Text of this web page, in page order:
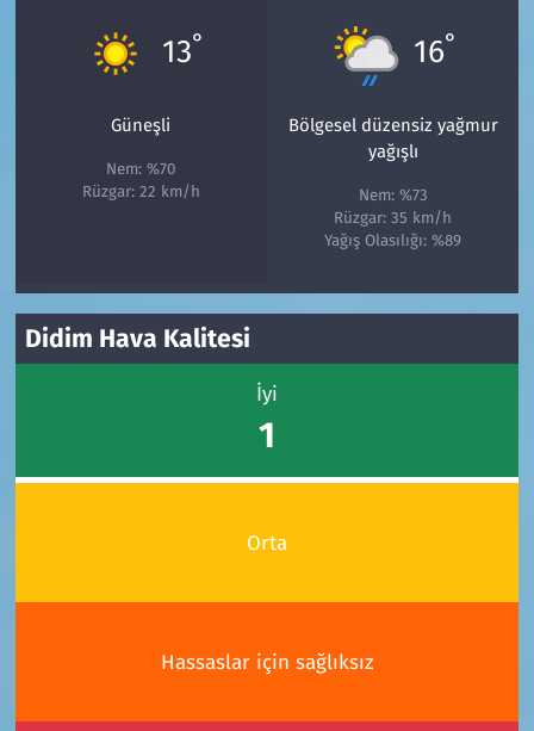
13°
Güneşli
Nem: %70
Rüzgar: 22 km/h
16°
Bölgesel düzensiz yağmur
yağışlı
Nem: %73
Rüzgar: 35 km/h
Yağış Olasılığı: %89
Didim Hava Kalitesi
İyi
1
Orta
Hassaslar için sağlıksız